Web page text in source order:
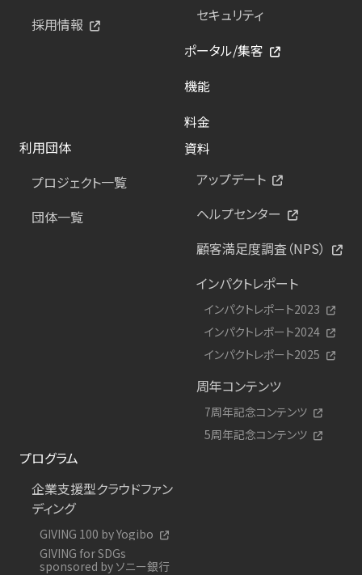
採用情報
セキュリティ
ポータル/集客
機能
料金
利用団体
プロジェクト一覧
団体一覧
資料
アップデート
ヘルプセンター
顧客満足度調査（NPS）
インパクトレポート
インパクトレポート2023
インパクトレポート2024
インパクトレポート2025
周年コンテンツ
7周年記念コンテンツ
5周年記念コンテンツ
プログラム
企業支援型クラウドファン
ディング
GIVING 100 by Yogibo
GIVING for SDGs
sponsored by ソニー銀行